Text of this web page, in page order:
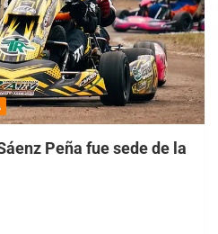
Peña fue sede de la